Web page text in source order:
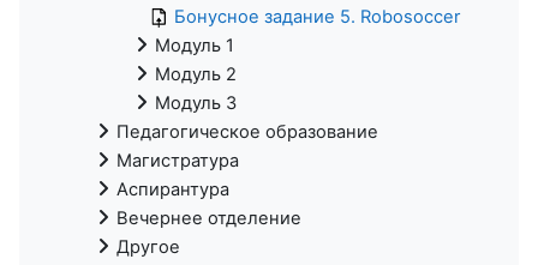
Бонусное задание 5. Robosoccer
Модуль 1
Модуль 2
Модуль 3
Педагогическое образование
Магистратура
Аспирантура
Вечернее отделение
Другое